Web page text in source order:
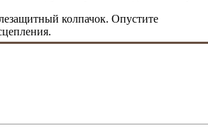
колпачок. Опустите